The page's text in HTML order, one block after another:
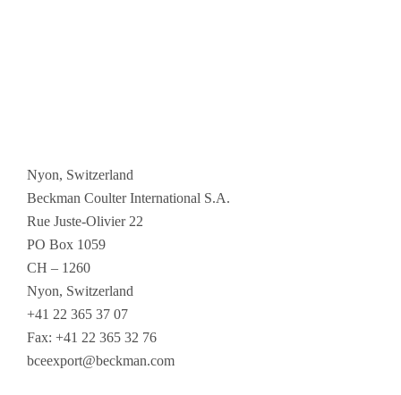
Nyon, Switzerland
Beckman Coulter International S.A.
Rue Juste-Olivier 22
PO Box 1059
CH – 1260
Nyon, Switzerland
+41 22 365 37 07
Fax: +41 22 365 32 76
bceexport@beckman.com